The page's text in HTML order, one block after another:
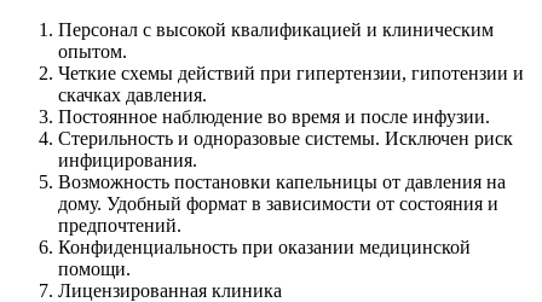
Персонал с высокой квалификацией и клиническим
опытом.
Четкие схемы действий при гипертензии, гипотензии и
скачках давления.
Постоянное наблюдение во время и после инфузии.
Стерильность и одноразовые системы. Исключен риск
инфицирования.
Возможность постановки капельницы от давления на
дому. Удобный формат в зависимости от состояния и
предпочтений.
Конфиденциальность при оказании медицинской
помощи.
Лицензированная клиника